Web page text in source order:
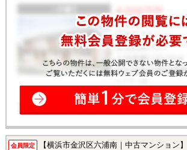
会員限定 【横浜市金沢区六浦南｜中古マンション】